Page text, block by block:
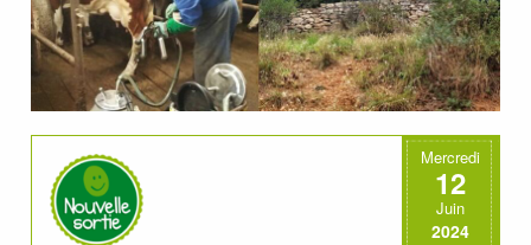
Mercredi
12
Juin
2024